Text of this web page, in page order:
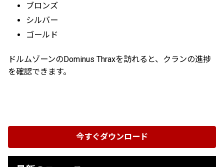
ブロンズ
シルバー
ゴールド
ドルムゾーンのDominus Thraxを訪れると、クランの進捗
を確認できます。
今すぐダウンロード